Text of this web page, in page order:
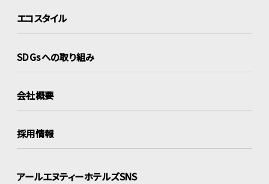
エコスタイル
SDGsへの取り組み
会社概要
採用情報
アールエヌティーホテルズSNS